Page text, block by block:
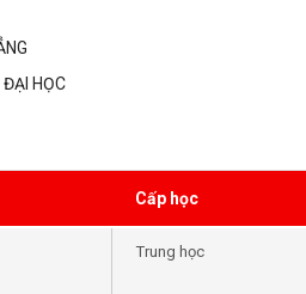
ĐẠI HỌC
Cấp học
Trung học